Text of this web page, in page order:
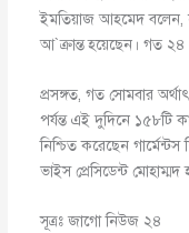
ইমতিয়াজ আহমেদ বলেন,
আ`ক্রান্ত হয়েছেন। গত ২৪
প্রসঙ্গত, গত সোমবার
পর্যন্ত এই দুদিনে ১৫৮টি
নিশ্চিত করেছেন
ভাইস প্রেসিডেন্ট মোহাম্মদ
সূত্রঃ জাগো নিউজ ২৪